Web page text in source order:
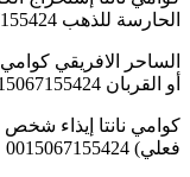
الحارسة للذهب 0015067155424
الساحر الافريقي
أو القربان 0015067155424
كوامي نانتا إيذاء
فعلي) 0015067155424